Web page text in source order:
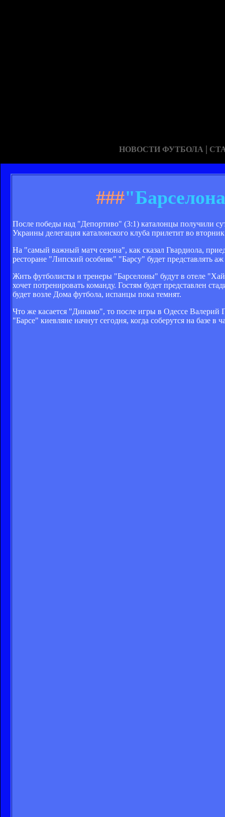
НОВОСТИ ФУТБОЛА |
###
После победы над "Депортиво" (3:1) каталонцы получили
Украины делегация каталонского клуба прилетит во
На "самый важный матч сезона", как сказал Гвардиола,
ресторане "Липский особняк" "Барсу" будет представлять
Жить футболисты и тренеры "Барселоны" будут в отеле
хочет потренировать команду. Гостям будет представлен
будет возле Дома футбола, испанцы пока темнят.
Что же касается "Динамо", то после игры в Одессе Валерий
"Барсе" киевляне начнут сегодня, когда соберутся на базе в